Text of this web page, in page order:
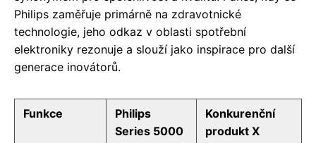
Philips zaměřuje primárně na zdravotnické
technologie, jeho odkaz v oblasti spotřební
elektroniky rezonuje a slouží jako inspirace pro další
generace inovátorů.
Funkce
Philips
Series 5000
Konkurenční
produkt X